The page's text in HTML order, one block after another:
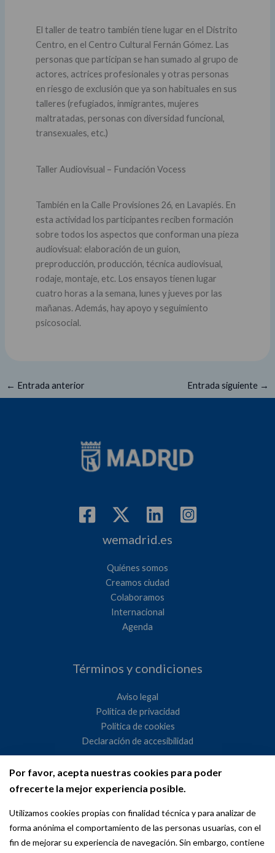
Por favor, acepta nuestras cookies para poder
ofrecerte la mejor experiencia posible.
Utilizamos cookies propias con finalidad técnica y para analizar de
forma anónima el comportamiento de las personas usuarias, con el
fin de mejorar su experiencia de navegación. Sin embargo, contiene
El taller de teatro también tiene lugar en el Distrito
Centro, en el Centro Cultural Fernán Gómez. Las
personas que participan se han sumado al grupo de
actores, actrices profesionales y otras personas
en riesgo de exclusión que ya son habituales en sus
talleres (refugiados, inmigrantes, mujeres
maltratadas, personas con diversidad funcional,
transexuales, etc.)
Taller Audiovisual – Fundación Vocess
También en la Calle Provisiones 26, en Lavapiés. En
esta actividad los participantes reciben formación
sobre todos los aspectos que conforman una pieza
audiovisual: elaboración de un guion,
preproducción, producción, técnica audiovisual,
rodaje, montaje, etc. Los ensayos tienen lugar
cuatro horas a la semana, lunes y jueves por las
mañanas. Además, hay apoyo y seguimiento
psicosocial.
← Entrada anterior Entrada siguiente →
wemadrid.es
Quiénes somos
Creamos ciudad
Colaboramos
Internacional
Agenda
Términos y condiciones
Aviso legal
Política de privacidad
Política de cookies
Declaración de accesibilidad
Ayuntamiento de Madrid
WeMadrid es un sitio web del Ayuntamiento de Madrid
dedicado a las relaciones institucionales y la actividad
internacional del Alcalde. ​